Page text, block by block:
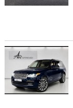
Flottes
Auto